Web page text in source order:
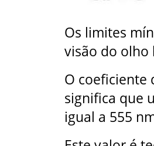
Os limites
visão do olho
O coeficiente
significa que
igual a 555